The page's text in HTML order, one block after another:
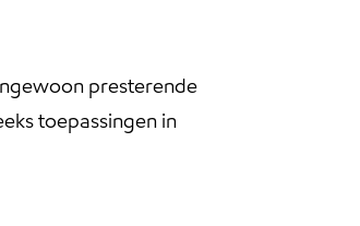
presterende
toepassingen in